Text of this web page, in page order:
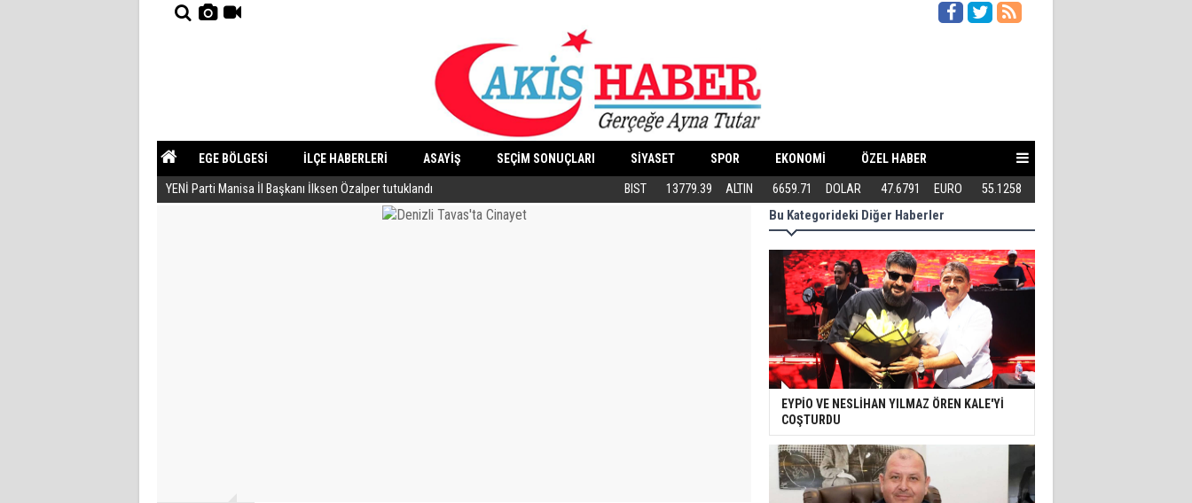
EGE BÖLGESİ İLÇE HABERLERİ ASAYİŞ SEÇİM SONUÇLARI SİYASET SPOR EKONOMİ ÖZEL HABER
YAZARLAR GÜNDEM
YENİ Parti Manisa İl Başkanı İlksen Özalper tutuklandı ABB’DEN KEDİLERE ÖZEL MERKEZ
BIST 13779.39 ALTIN 6659.71 DOLAR 47.6791 EURO 55.1258
Bu Kategorideki Diğer Haberler
EYPİO VE NESLİHAN YILMAZ ÖREN KALE'Yİ
COŞTURDU